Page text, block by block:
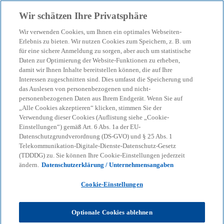
menu search
Knut Besold
Wir schätzen Ihre Privatsphäre
Wir verwenden Cookies, um Ihnen ein optimales Webseiten-
Erlebnis zu bieten. Wir nutzen Cookies zum Speichern, z. B. um
für eine sichere Anmeldung zu sorgen, aber auch um statistische
Daten zur Optimierung der Website-Funktionen zu erheben,
damit wir Ihnen Inhalte bereitstellen können, die auf Ihre
Interessen zugeschnitten sind. Dies umfasst die Speicherung und
das Auslesen von personenbezogenen und nicht-
personenbezogenen Daten aus Ihrem Endgerät. Wenn Sie auf
„Alle Cookies akzeptieren“ klicken, stimmen Sie der
Verwendung dieser Cookies (Auflistung siehe „Cookie-
Einstellungen“) gemäß Art. 6 Abs. 1a der EU-
Datenschutzgrundverordnung (DS-GVO) und § 25 Abs. 1
Telekommunikation-Digitale-Dienste-Datenschutz-Gesetz
(TDDDG) zu. Sie können Ihre Cookie-Einstellungen jederzeit
ändern. Datenschutzerklärung / Unternehmensangaben
Cookie-Einstellungen
Optionale Cookies ablehnen